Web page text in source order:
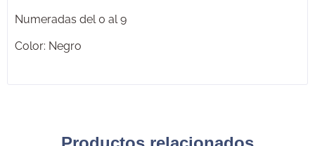
Numeradas del 0 al 9
Color: Negro